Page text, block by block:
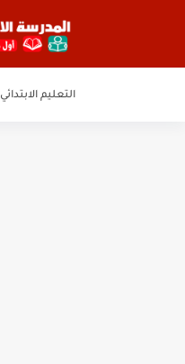
التعليم الابتدائي